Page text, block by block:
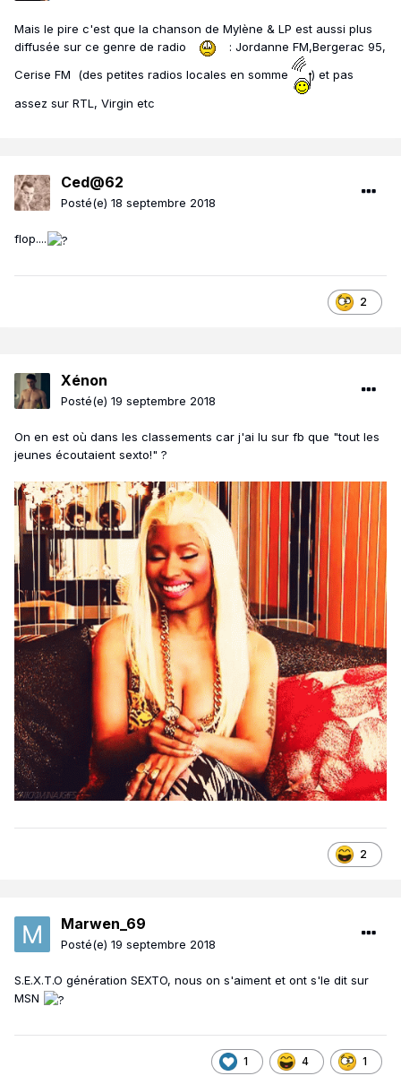
Mais le pire c'est que la chanson de Mylène & LP est aussi plus
diffusée sur ce genre de radio
: Jordanne FM,Bergerac 95,
Cerise FM (des petites radios locales en somme
) et pas
assez sur RTL, Virgin etc
Ced@62
Posté(e) 18 septembre 2018
flop....
2
Xénon
Posté(e) 19 septembre 2018
On en est où dans les classements car j'ai lu sur fb que "tout les
jeunes écoutaient sexto!" ?
2
Marwen_69
Posté(e) 19 septembre 2018
S.E.X.T.O génération SEXTO, nous on s'aiment et ont s'le dit sur
MSN
1 4 1